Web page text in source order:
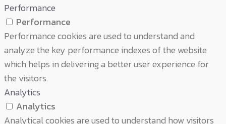
Performance
Performance
Performance cookies are used to understand and
analyze the key performance indexes of the website
which helps in delivering a better user experience for
the visitors.
Analytics
Analytics
Analytical cookies are used to understand how visitors